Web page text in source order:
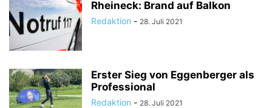
Rheineck: Brand auf Balkon
Redaktion - 28. Juli 2021
Erster Sieg von Eggenberger als
Professional
Redaktion - 28. Juli 2021